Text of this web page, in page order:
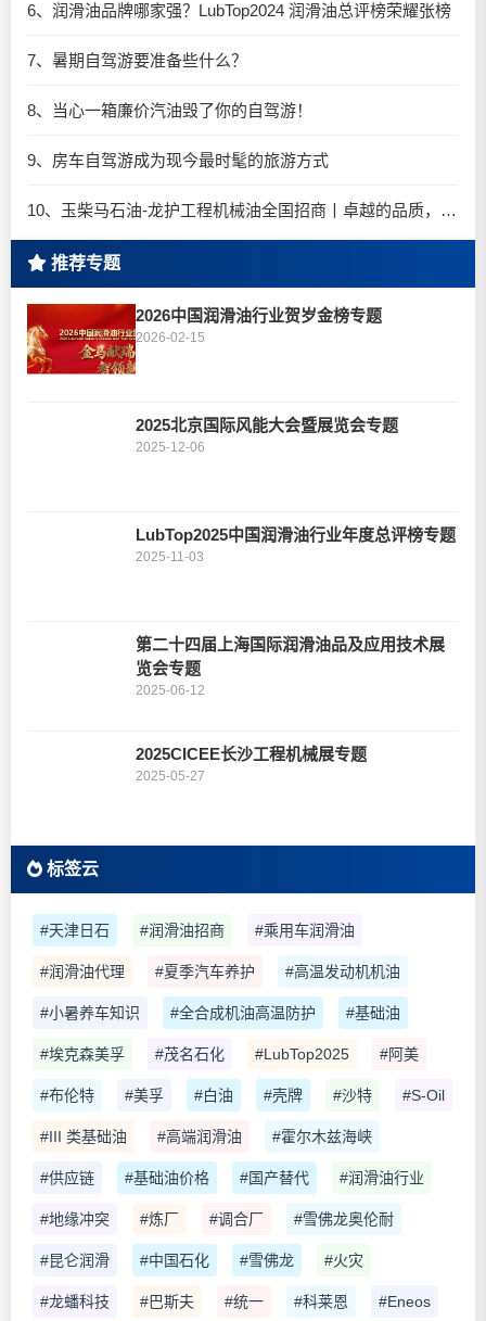
6、润滑油品牌哪家强？LubTop2024 润滑油总评榜荣耀张榜
7、暑期自驾游要准备些什么？
8、当心一箱廉价汽油毁了你的自驾游！
9、房车自驾游成为现今最时髦的旅游方式
10、玉柴马石油-龙护工程机械油全国招商丨卓越的品质，专业的品牌！
推荐专题
2026中国润滑油行业贺岁金榜专题
2026-02-15
2025北京国际风能大会暨展览会专题
2025-12-06
LubTop2025中国润滑油行业年度总评榜专题
2025-11-03
第二十四届上海国际润滑油品及应用技术展
览会专题
2025-06-12
2025CICEE长沙工程机械展专题
2025-05-27
标签云
#天津日石 #润滑油招商 #乘用车润滑油
#润滑油代理 #夏季汽车养护 #高温发动机机油
#小暑养车知识 #全合成机油高温防护 #基础油
#埃克森美孚 #茂名石化 #LubTop2025 #阿美
#布伦特 #美孚 #白油 #壳牌 #沙特 #S-Oil
#III 类基础油 #高端润滑油 #霍尔木兹海峡
#供应链 #基础油价格 #国产替代 #润滑油行业
#地缘冲突 #炼厂 #调合厂 #雪佛龙奥伦耐
#昆仑润滑 #中国石化 #雪佛龙 #火灾
#龙蟠科技 #巴斯夫 #统一 #科莱恩 #Eneos